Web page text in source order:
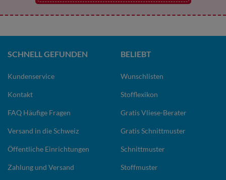
SCHNELL GEFUNDEN
Kundenservice
Kontakt
FAQ Häufige Fragen
Versand in die Schweiz
Öffentliche Einrichtungen
Zahlung und Versand
BELIEBT
Wunschlisten
Stofflexikon
Gratis Vliese-Berater
Gratis Schnittmuster
Schnittmuster
Stoffmuster